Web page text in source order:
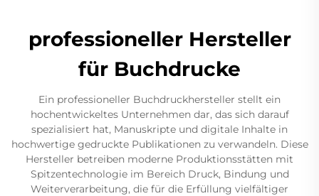
professioneller Hersteller
für Buchdrucke
Ein professioneller Buchdruckhersteller stellt ein
hochentwickeltes Unternehmen dar, das sich darauf
spezialisiert hat, Manuskripte und digitale Inhalte in
hochwertige gedruckte Publikationen zu verwandeln. Diese
Hersteller betreiben moderne Produktionsstätten mit
Spitzentechnologie im Bereich Druck, Bindung und
Weiterverarbeitung, die für die Erfüllung vielfältiger